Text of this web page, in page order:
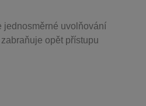
jednosměrné uvolňování
opět přístupu